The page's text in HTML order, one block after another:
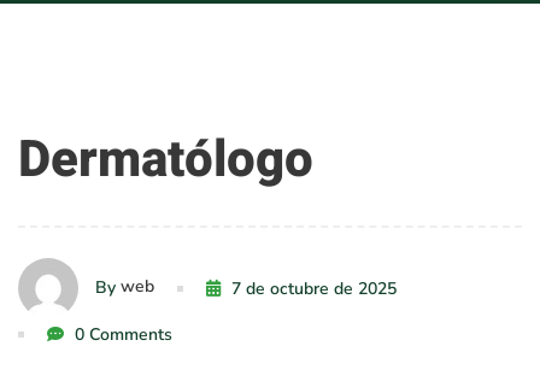
Dermatólogo
Dermatólogo
By web 7 de octubre de 2025
0 Comments